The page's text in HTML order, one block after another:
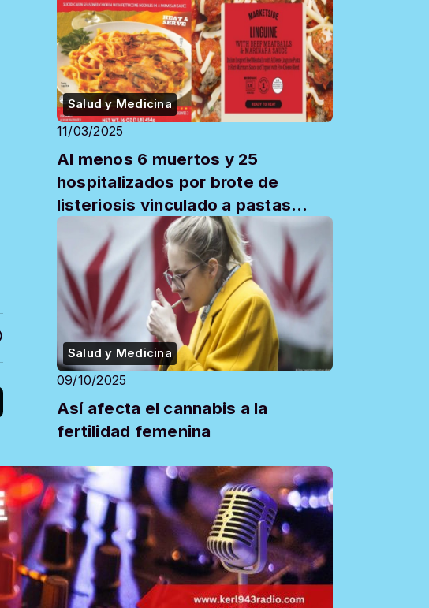
Salud y Medicina
11/03/2025
Al menos 6 muertos y 25
hospitalizados por brote de
listeriosis vinculado a pastas
precocidas
Salud y Medicina
09/10/2025
Así afecta el cannabis a la
fertilidad femenina